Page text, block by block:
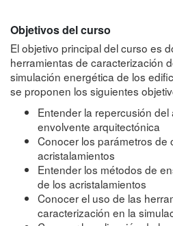
Objetivos del curso
El objetivo principal del curso es
herramientas de caracterización
simulación energética de los
se proponen los siguientes
Entender la repercusión
envolvente arquitectónica
Conocer los parámetros de
acristalamientos
Entender los métodos de
de los acristalamientos
Conocer el uso de las
caracterización en la